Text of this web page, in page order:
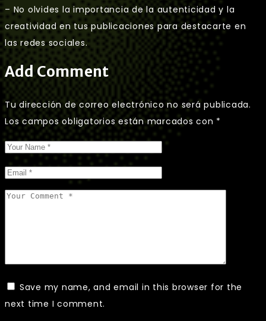
– No olvides la importancia de la autenticidad y la
creatividad en tus publicaciones para destacarte en
las redes sociales.
Add Comment
Tu dirección de correo electrónico no será publicada.
Los campos obligatorios están marcados con *
Save my name, and email in this browser for the
next time I comment.